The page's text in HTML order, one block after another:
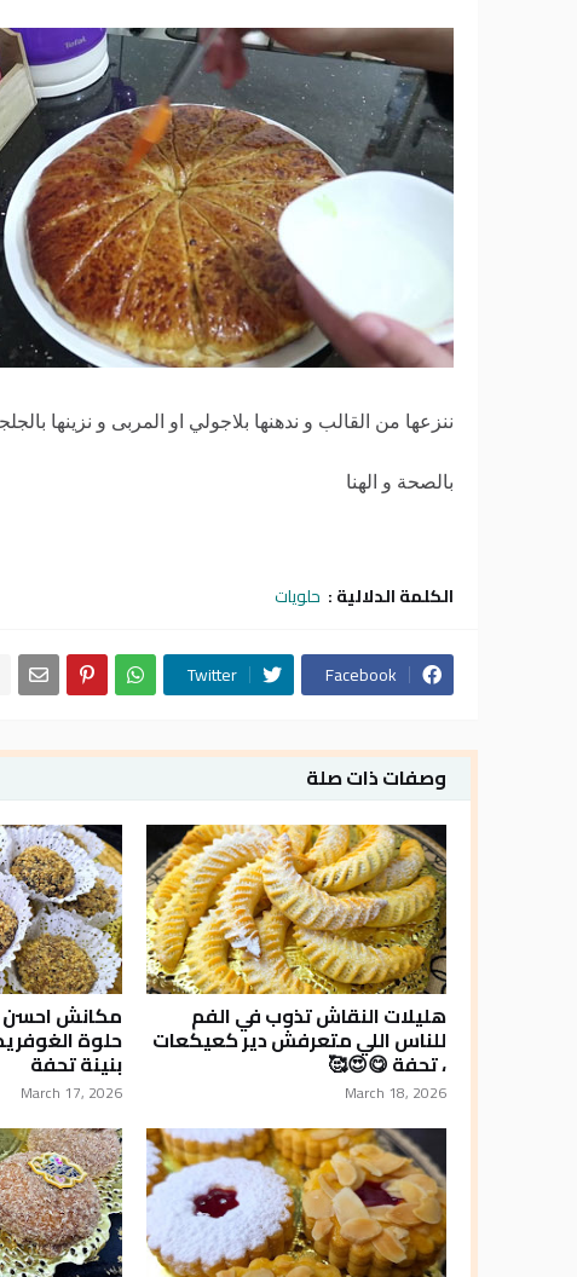
ننزعها من القالب و ندهنها بلاجولي او المربى و نزينها
بالصحة و الهنا
الكلمة الدلالية : حلويات
Facebook
Twitter
وصفات ذات صلة
هليلات النقاش تذوب في الفم
للناس اللي متعرفش دير كعيكعات
، تحفة 😋😍🥰
March 18, 2026
مكانش احسن
حلوة
بنينة تحفة
March 17, 2026